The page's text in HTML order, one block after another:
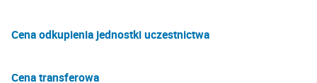
Cena odkupienia jednostki uczestnictwa
Cena transferowa